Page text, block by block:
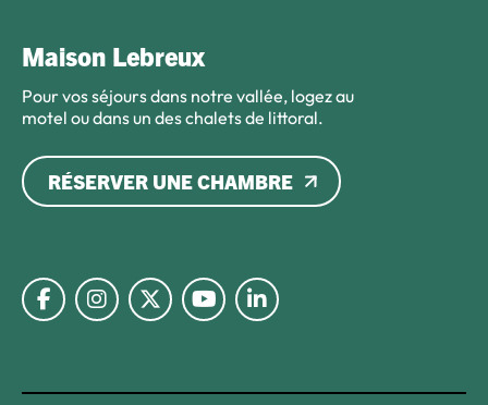
Maison Lebreux
Pour vos séjours dans notre vallée, logez au
motel ou dans un des chalets de littoral.
RÉSERVER UNE CHAMBRE
Lien vers Facebook
Lien vers Instagram
Lien vers Twitter X
Lien vers Youtube
Lien vers Linkedin